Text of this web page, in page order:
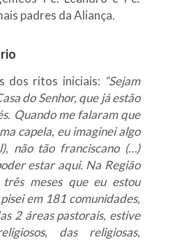
padres da Aliança.
dos ritos iniciais: “Sejam
do Senhor, que já estão
Quando me falaram que
capela, eu imaginei algo
não tão franciscano (…)
estar aqui. Na Região
três meses que eu estou
em 181 comunidades,
2 áreas pastorais, estive
das religiosas,